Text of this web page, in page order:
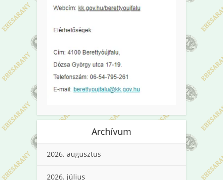
Archívum
2026. augusztus
2026. július